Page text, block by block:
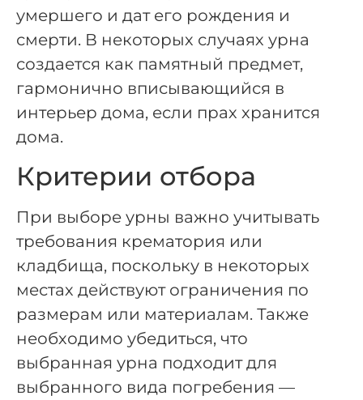
умершего и дат его рождения и
смерти. В некоторых случаях урна
создается как памятный предмет,
гармонично вписывающийся в
интерьер дома, если прах хранится
дома.
Критерии отбора
При выборе урны важно учитывать
требования крематория или
кладбища, поскольку в некоторых
местах действуют ограничения по
размерам или материалам. Также
необходимо убедиться, что
выбранная урна подходит для
выбранного вида погребения —